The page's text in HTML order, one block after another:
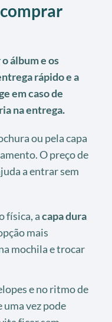
álbum e os
rápido e a
em caso de
na entrega.
ou pela capa
O preço de
a entrar sem
física, acapa dura
mais
mochila e trocar
e no ritmo de
vez pode